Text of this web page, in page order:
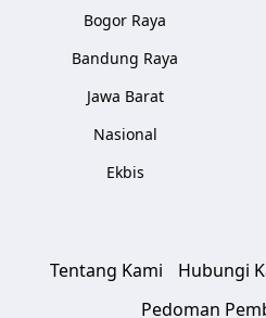
Bogor Raya
Bandung Raya
Jawa Barat
Nasional
Ekbis
Tentang Kami Hubungi
Pedoman